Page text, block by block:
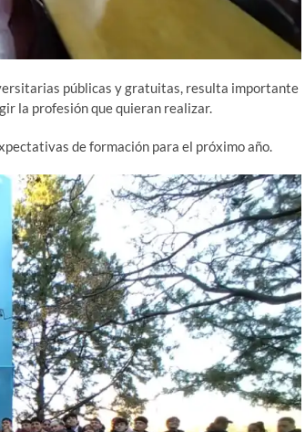
públicas y gratuitas, resulta importante
la profesión que quieran realizar.
de formación para el próximo año.